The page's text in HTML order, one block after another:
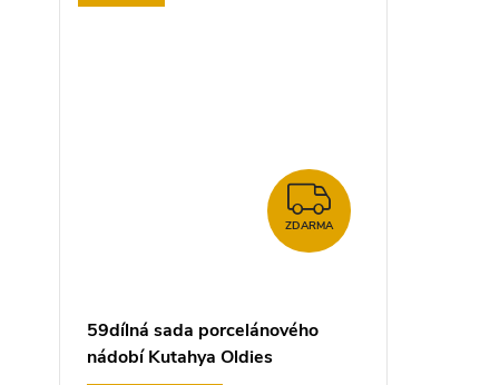
ZDARMA
ZDARMA
59dílná sada porcelánového
nádobí Kutahya Oldies